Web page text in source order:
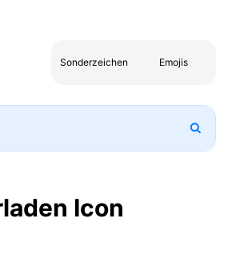
Sonderzeichen Emojis
Icon